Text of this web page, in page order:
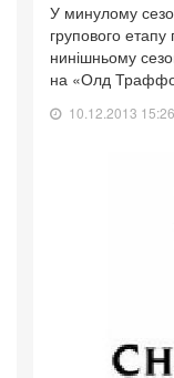
У минулому
групового
нинішньому
на «Олд
10.12.2013 15:26